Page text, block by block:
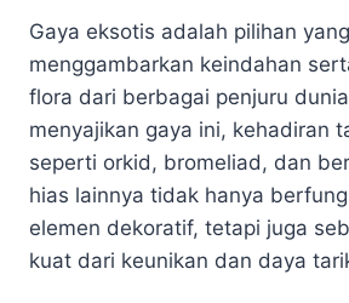
Gaya eksotis adalah pilihan
menggambarkan keindahan
flora dari berbagai penjuru
menyajikan gaya ini, kehadiran
seperti orkid, bromeliad, dan
hias lainnya tidak hanya
elemen dekoratif, tetapi juga
kuat dari keunikan dan daya